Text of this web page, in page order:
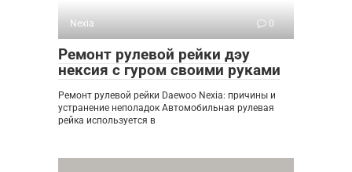
Nexia 0
Ремонт рулевой рейки дэу
нексия с гуром своими руками
Ремонт рулевой рейки Daewoo Nexia: причины и
устранение неполадок Автомобильная рулевая
рейка используется в